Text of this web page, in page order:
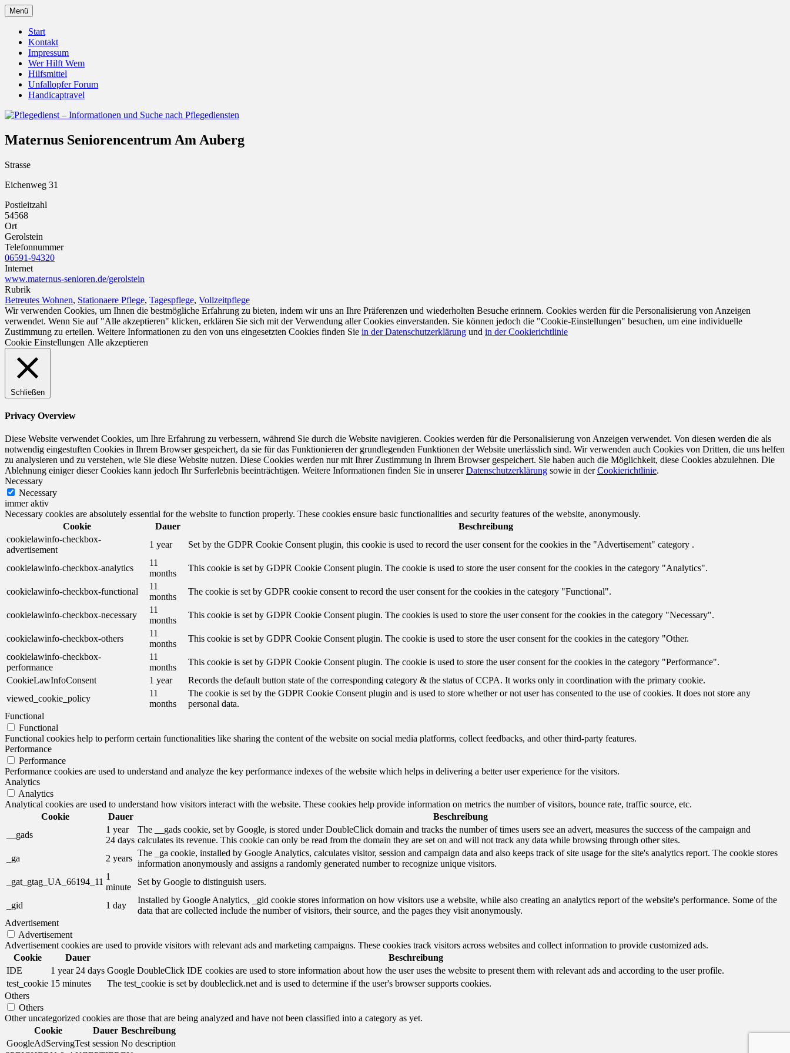
Zum
Inhalt
springen
Pflegedienst – Informationen und Suche nach Pflegediensten
Menü
Start
Kontakt
Impressum
Wer Hilft Wem
Hilfsmittel
Unfallopfer Forum
Handicaptravel
Maternus Seniorencentrum Am Auberg
Strasse
Eichenweg 31
Postleitzahl
54568
Ort
Gerolstein
Telefonnummer
06591-94320
Internet
www.maternus-senioren.de/gerolstein
Rubrik
Betreutes Wohnen, Stationaere Pflege, Tagespflege, Vollzeitpflege
Wir verwenden Cookies, um Ihnen die bestmögliche Erfahrung zu bieten, indem wir uns an Ihre Präferenzen und wiederholten Besuche erinnern. Cookies werden für die Personalisierung von Anzeigen
verwendet. Wenn Sie auf "Alle akzeptieren" klicken, erklären Sie sich mit der Verwendung aller Cookies einverstanden. Sie können jedoch die "Cookie-Einstellungen" besuchen, um eine individuelle
Zustimmung zu erteilen. Weitere Informationen zu den von uns eingesetzten Cookies finden Sie in der Datenschutzerklärung und in der Cookierichtlinie
Cookie Einstellungen Alle akzeptieren
Schließen
Privacy Overview
Diese Website verwendet Cookies, um Ihre Erfahrung zu verbessern, während Sie durch die Website navigieren. Cookies werden für die Personalisierung von Anzeigen verwendet. Von diesen werden die als
notwendig eingestuften Cookies in Ihrem Browser gespeichert, da sie für das Funktionieren der grundlegenden Funktionen der Website unerlässlich sind. Wir verwenden auch Cookies von Dritten, die uns helfen
zu analysieren und zu verstehen, wie Sie diese Website nutzen. Diese Cookies werden nur mit Ihrer Zustimmung in Ihrem Browser gespeichert. Sie haben auch die Möglichkeit, diese Cookies abzulehnen. Die
Ablehnung einiger dieser Cookies kann jedoch Ihr Surferlebnis beeinträchtigen. Weitere Informationen finden Sie in unsererDatenschutzerklärung sowie in derCookierichtlinie.
Necessary
Necessary
immer aktiv
Necessary cookies are absolutely essential for the website to function properly. These cookies ensure basic functionalities and security features of the website, anonymously.
Cookie
Dauer
Beschreibung
cookielawinfo-checkbox-
advertisement
1 year Set by the GDPR Cookie Consent plugin, this cookie is used to record the user consent for the cookies in the "Advertisement" category .
cookielawinfo-checkbox-analytics
11
months
This cookie is set by GDPR Cookie Consent plugin. The cookie is used to store the user consent for the cookies in the category "Analytics".
cookielawinfo-checkbox-functional
11
months
The cookie is set by GDPR cookie consent to record the user consent for the cookies in the category "Functional".
cookielawinfo-checkbox-necessary
11
months
This cookie is set by GDPR Cookie Consent plugin. The cookies is used to store the user consent for the cookies in the category "Necessary".
cookielawinfo-checkbox-others
11
months
This cookie is set by GDPR Cookie Consent plugin. The cookie is used to store the user consent for the cookies in the category "Other.
cookielawinfo-checkbox-
performance
11
months
This cookie is set by GDPR Cookie Consent plugin. The cookie is used to store the user consent for the cookies in the category "Performance".
CookieLawInfoConsent
1 year
Records the default button state of the corresponding category & the status of CCPA. It works only in coordination with the primary cookie.
viewed_cookie_policy
11
months
The cookie is set by the GDPR Cookie Consent plugin and is used to store whether or not user has consented to the use of cookies. It does not store any
personal data.
Functional
Functional
Functional cookies help to perform certain functionalities like sharing the content of the website on social media platforms, collect feedbacks, and other third-party features.
Performance
Performance
Performance cookies are used to understand and analyze the key performance indexes of the website which helps in delivering a better user experience for the visitors.
Analytics
Analytics
Analytical cookies are used to understand how visitors interact with the website. These cookies help provide information on metrics the number of visitors, bounce rate, traffic source, etc.
Cookie
Dauer
Beschreibung
__gads
1 year
24 days
The __gads cookie, set by Google, is stored under DoubleClick domain and tracks the number of times users see an advert, measures the success of the campaign and
calculates its revenue. This cookie can only be read from the domain they are set on and will not track any data while browsing through other sites.
_ga
2 years
The _ga cookie, installed by Google Analytics, calculates visitor, session and campaign data and also keeps track of site usage for the site's analytics report. The cookie stores
information anonymously and assigns a randomly generated number to recognize unique visitors.
_gat_gtag_UA_66194_11
1
minute
Set by Google to distinguish users.
_gid 1 day
Installed by Google Analytics, _gid cookie stores information on how visitors use a website, while also creating an analytics report of the website's performance. Some of the
data that are collected include the number of visitors, their source, and the pages they visit anonymously.
Advertisement
Advertisement
Advertisement cookies are used to provide visitors with relevant ads and marketing campaigns. These cookies track visitors across websites and collect information to provide customized ads.
Cookie
Dauer
Beschreibung
IDE
1 year 24 days Google DoubleClick IDE cookies are used to store information about how the user uses the website to present them with relevant ads and according to the user profile.
test_cookie 15 minutes
The test_cookie is set by doubleclick.net and is used to determine if the user's browser supports cookies.
Others
Others
Other uncategorized cookies are those that are being analyzed and have not been classified into a category as yet.
Cookie
Dauer Beschreibung
GoogleAdServingTest session No description